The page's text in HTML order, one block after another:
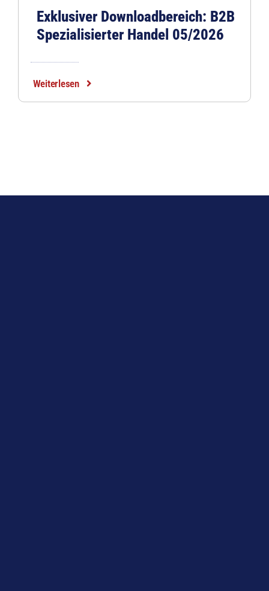
Exklusiver Downloadbereich: B2B
Spezialisierter Handel 05/2026
Weiterlesen